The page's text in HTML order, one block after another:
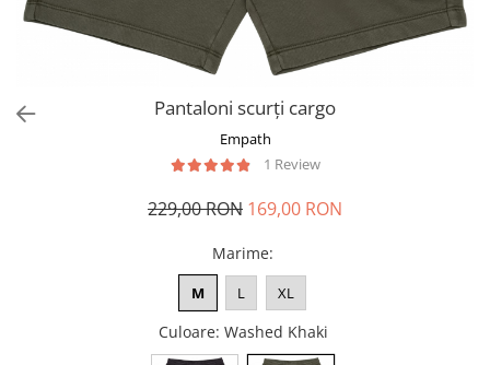
Pantaloni scurți cargo
Empath
1 Review
229,00 RON 169,00 RON
Marime:
M L XL
Culoare: Washed Khaki